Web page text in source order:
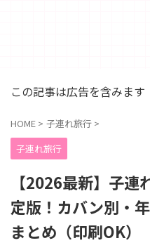
この記事は広告を含みます
HOME > 子連れ旅行 >
子連れ旅行
【2026最新】子
定版！カバン別・
まとめ（印刷OK）